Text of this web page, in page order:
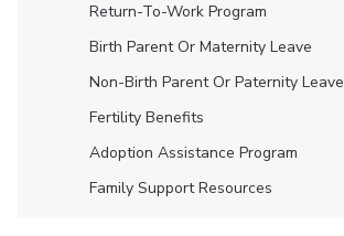
Return-To-Work Program
Birth Parent Or Maternity Leave
Non-Birth Parent Or Paternity Leave
Fertility Benefits
Adoption Assistance Program
Family Support Resources